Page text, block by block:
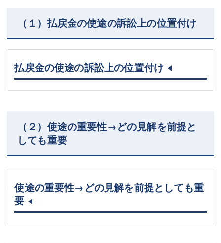
（１）払戻金の使途の訴訟上の位置付け
払戻金の使途の訴訟上の位置付け
（２）使途の重要性→どの見解を前提と
しても重要
使途の重要性→どの見解を前提としても重
要